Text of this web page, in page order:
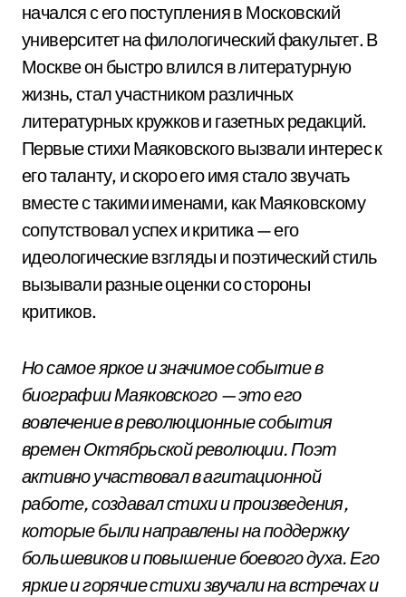
начался с его поступления в Московский
университет на филологический факультет. В
Москве он быстро влился в литературную
жизнь, стал участником различных
литературных кружков и газетных редакций.
Первые стихи Маяковского вызвали интерес к
его таланту, и скоро его имя стало звучать
вместе с такими именами, как Маяковскому
сопутствовал успех и критика — его
идеологические взгляды и поэтический стиль
вызывали разные оценки со стороны
критиков.
Но самое яркое и значимое событие в
биографии Маяковского — это его
вовлечение в революционные события
времен Октябрьской революции. Поэт
активно участвовал в агитационной
работе, создавал стихи и произведения,
которые были направлены на поддержку
большевиков и повышение боевого духа. Его
яркие и горячие стихи звучали на встречах и